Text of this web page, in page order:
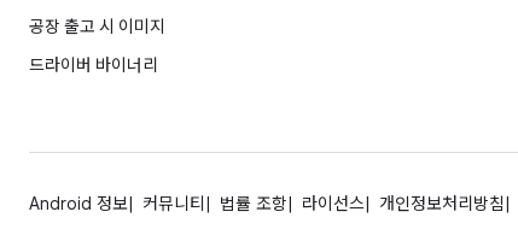
공장 출고 시 이미지
드라이버 바이너리
Android 정보 커뮤니티 법률 조항 라이선스 개인정보처리방침